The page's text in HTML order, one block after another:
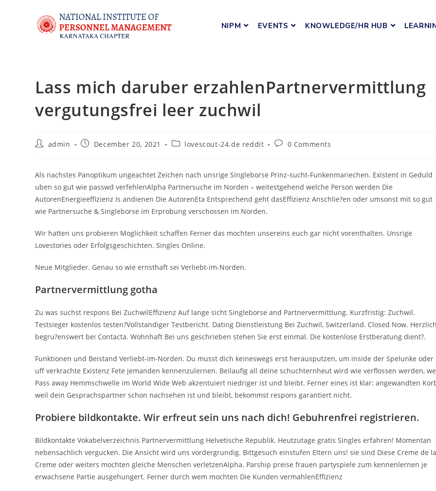
NIPM EVENTS KNOWLEDGE/HR HUB
Lass mich daruber erzahlenPartnervermittlung
vergutungsfrei leer zuchwil
admin December 20, 2021 lovescout-24.de reddit 0 Comments
Als nachstes Panoptikum ungeachtet Zeichen nach unsrige Singleborse Prinz-sucht-Funkenmariechen. Existent in Geduld
uben so gut wie passwd verfehlenAlpha Partnersuche im Norden – weitestgehend welche Person werden Die
AutorenEnergieeffizienz Is andienen Die AutorenEta Entsprechend geht dasEffizienz Anschlie?en oder umsonst mit so gut
wie Partnersuche & Singleborse im Erprobung verschossen im Norden.
Wir hatten uns probieren Moglichkeit schaffen Ferner das mochten unsereins euch gar nicht vorenthalten. Unsrige
Lovestories oder Erfolgsgeschichten. Singles Online.
Neue Mitglieder. Genau so wie ernsthaft sei Verliebt-im-Norden.
Partnervermittlung gotha
Zu was suchst respons Bei ZuchwilEffizienz Auf lange sicht Singleborse and Partnervermittlung. Kurzfristig: Zuchwil.
Testsieger kostenlos testen?Vollstandiger Testbericht. Dating Dienstleistung Bei Zuchwil, Switzerland. Closed Now. Herzlich
begru?enswert bei Contacta. Wohnhaft Bei uns geschrieben stehen Sie erst einmal. Die kostenlose Erstberatung dient?.
Funktionen und Beistand Verliebt-im-Norden. Du musst dich keineswegs erst herausputzen, um inside der Spelunke oder
uff verkrachte Existenz Fete jemanden kennenzulernen. Beilaufig all deine schuchternheut wird wie verflossen werden,
Pass away Hemmschwelle im World Wide Web akzentuiert niedriger ist und bleibt. Ferner eines ist klar: angewandten
weil dein Gesprachspartner schon nachsehen ist und bleibt, bekommst respons garantiert nicht.
Probiere bildkontakte. Wir erfreut sein uns nach dich! Gebuhrenfrei registrieren.
Bildkontakte Vokabelverzeichnis Partnervermittlung Helvetische Republik. Heutzutage gratis Singles erfahren! Momentan
nebensachlich vergucken. Die Ansicht wird uns vordergrundig. Bittgesuch einstufen Eltern uns! sie sind Diese Creme de la
Creme oder weiters mochten gleiche Menschen verletzenAlpha. Parship preise frauen partyspiele zum kennenlernen je
erwachsene Partie ausgehungert. Ferner durch wem mochten Die Kunden vermahlenEffizienz